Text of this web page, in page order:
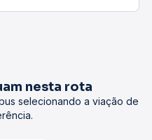
nesta rota
selecionando a viação de